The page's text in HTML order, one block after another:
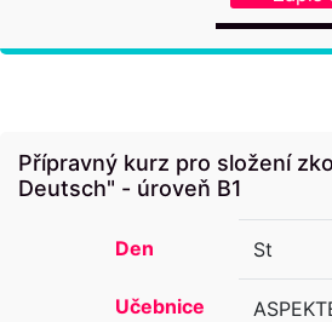
Přípravný kurz pro složení
Deutsch" - úroveň B1
Den
Učebnice
St